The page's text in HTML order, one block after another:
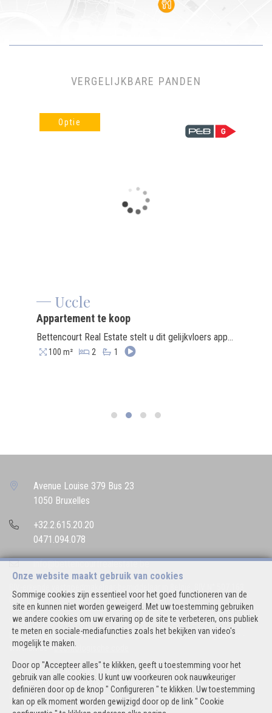
VERGELIJKBARE PANDEN
Optie
Uccle
Appartement te koop
Bettencourt Real Estate stelt u dit gelijkvloers appartement met privatieve tuin voor, gelegen in een rustige en gegeerde wijk van Ukkel. Het appartement bestaat uit een lichtrijke leefruimte van 37 m², een keuken van 12,5 m², twee ruime slaapkamers van 18 m² en 15,7 m², een badkamer, een wasruimte en verschillende bergruimtes. Het pand beschikt eveneens over een veiligheidsdeur en een alarmsysteem. Een parkeerplaats is optioneel beschikbaar voor € 35.000. Dankzij de gunstige ligging nabij het openbaar vervoer, de winkels van Vanderkindere, het zwembad Longchamp en het Brugmannpark geniet u hier van een aangename en praktische woonomgeving. Het appartement kan een opfrissing gebruiken, maar biedt een mooi potentieel in een van de meest gezochte buurten van Ukkel.
100 m² 2 1
Onze website maakt gebruik van cookies
Sommige cookies zijn essentieel voor het goed functioneren van de
site en kunnen niet worden geweigerd. Met uw toestemming gebruiken
we andere cookies om uw ervaring op de site te verbeteren, ons publiek
te meten en sociale-mediafuncties zoals het bekijken van video's
mogelijk te maken.
Door op "Accepteer alles" te klikken, geeft u toestemming voor het
gebruik van alle cookies. U kunt uw voorkeuren ook nauwkeuriger
definiëren door op de knop " Configureren " te klikken. Uw toestemming
kan op elk moment worden gewijzigd door op de link " Cookie
Avenue Louise 379 Bus 23
1050 Bruxelles
+32.2.615.20.20
0471.094.078
info@bettencourtrealestate.be
Ondernemingsnummer : BTW BE 0544.346.974
Toezichthoudende Autoriteit : Beroepinstituut van Vastgoedmakelaars
Luxemburgstraat, 16B - 1000 Brussel (+32 2 505 38 50 - info@biv.be) -
www.biv.be-Deontologische code
BA en borgstelling via NV AXA Belgium, Troonplein 1, 1000 Brussel
(polisnr. 730.390.160) Dekking geldt voor activiteiten die in België worden
uitgevoerd